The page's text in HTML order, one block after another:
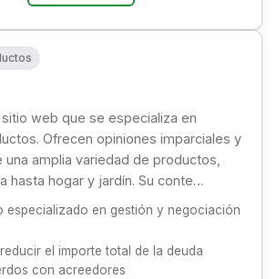
web que se especializa en
Ofrecen opiniones imparciales y
amplia variedad de productos,
hasta hogar y jardín. Su conte…
especializado en gestión y negociación
el importe total de la deuda
con acreedores